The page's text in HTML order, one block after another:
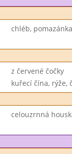
chléb,
z červené čočky
kuřecí čína, rýže,
celouzrnná